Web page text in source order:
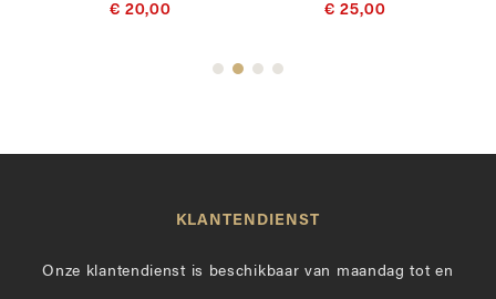
€ 20,00
€ 25,00
KLANTENDIENST
Onze klantendienst is beschikbaar van maandag tot en